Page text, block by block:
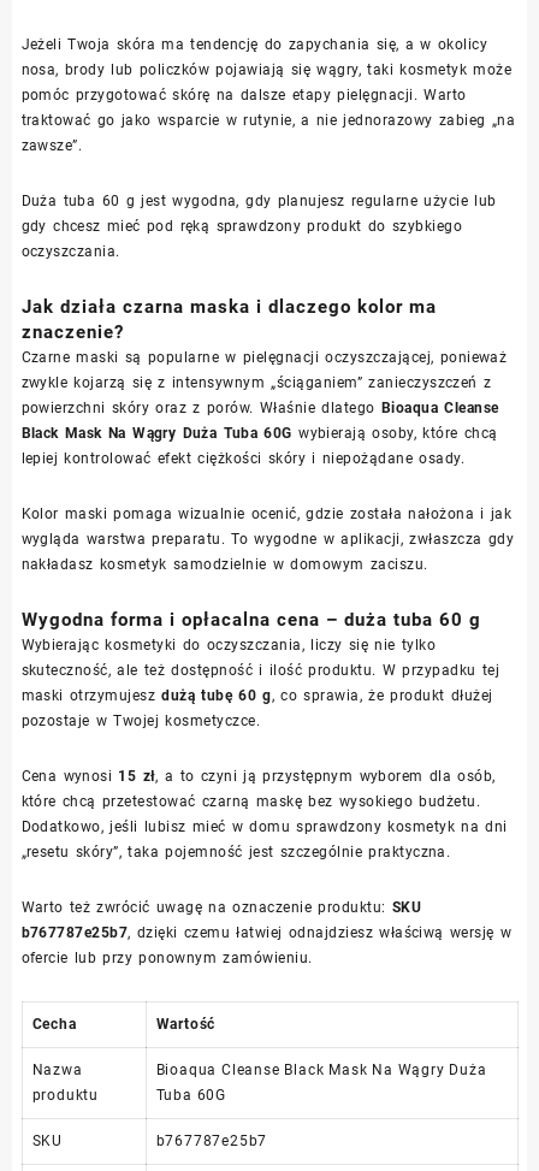
Jeżeli Twoja skóra ma tendencję do zapychania się, a w okolicy
nosa, brody lub policzków pojawiają się wągry, taki kosmetyk może
pomóc przygotować skórę na dalsze etapy pielęgnacji. Warto
traktować go jako wsparcie w rutynie, a nie jednorazowy zabieg „na
zawsze”.
Duża tuba 60 g jest wygodna, gdy planujesz regularne użycie lub
gdy chcesz mieć pod ręką sprawdzony produkt do szybkiego
oczyszczania.
Jak działa czarna maska i dlaczego kolor ma
znaczenie?
Czarne maski są popularne w pielęgnacji oczyszczającej, ponieważ
zwykle kojarzą się z intensywnym „ściąganiem” zanieczyszczeń z
powierzchni skóry oraz z porów. Właśnie dlatego Bioaqua Cleanse
Black Mask Na Wągry Duża Tuba 60G wybierają osoby, które chcą
lepiej kontrolować efekt ciężkości skóry i niepożądane osady.
Kolor maski pomaga wizualnie ocenić, gdzie została nałożona i jak
wygląda warstwa preparatu. To wygodne w aplikacji, zwłaszcza gdy
nakładasz kosmetyk samodzielnie w domowym zaciszu.
Wygodna forma i opłacalna cena – duża tuba 60 g
Wybierając kosmetyki do oczyszczania, liczy się nie tylko
skuteczność, ale też dostępność i ilość produktu. W przypadku tej
maski otrzymujeszdużą tubę 60 g, co sprawia, że produkt dłużej
pozostaje w Twojej kosmetyczce.
Cena wynosi 15 zł, a to czyni ją przystępnym wyborem dla osób,
które chcą przetestować czarną maskę bez wysokiego budżetu.
Dodatkowo, jeśli lubisz mieć w domu sprawdzony kosmetyk na dni
„resetu skóry”, taka pojemność jest szczególnie praktyczna.
Warto też zwrócić uwagę na oznaczenie produktu: SKU
b767787e25b7, dzięki czemu łatwiej odnajdziesz właściwą wersję w
ofercie lub przy ponownym zamówieniu.
Cecha Wartość
Nazwa
produktu
Bioaqua Cleanse Black Mask Na Wągry Duża
Tuba 60G
SKU b767787e25b7